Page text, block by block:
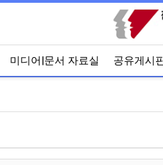
미디어|문서 자료실 공유게시